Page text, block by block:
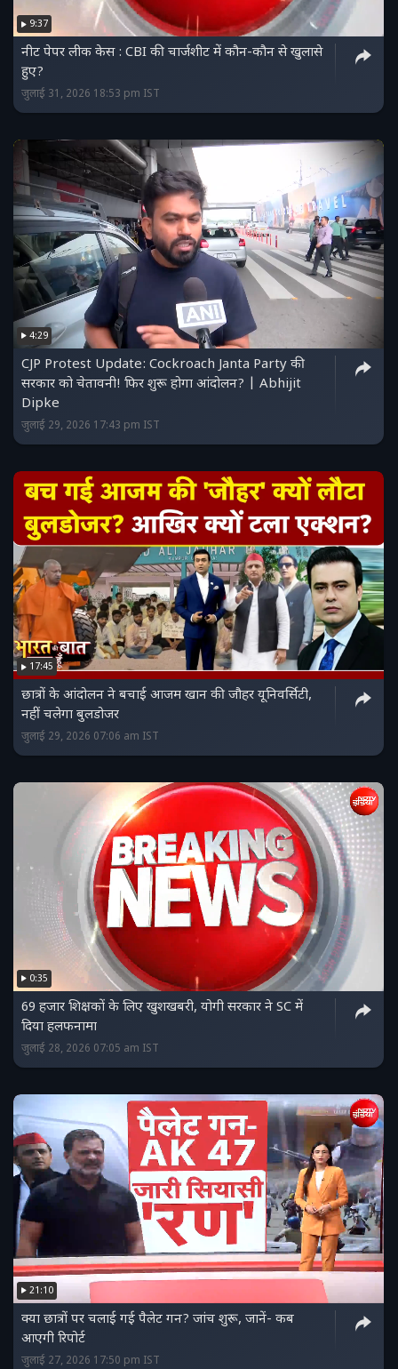
9:37
नीट पेपर लीक केस : CBI की चार्जशीट में कौन-कौन से खुलासे
हुए?
जुलाई 31, 2026 18:53 pm IST
4:29
CJP Protest Update: Cockroach Janta Party की
सरकार को चेतावनी! फिर शुरू होगा आंदोलन? | Abhijit
Dipke
जुलाई 29, 2026 17:43 pm IST
17:45
छात्रों के आंदोलन ने बचाई आजम खान की जौहर यूनिवर्सिटी,
नहीं चलेगा बुलडोजर
जुलाई 29, 2026 07:06 am IST
0:35
69 हजार शिक्षकों के लिए खुशखबरी, योगी सरकार ने SC में
दिया हलफनामा
जुलाई 28, 2026 07:05 am IST
21:10
क्‍या छात्रों पर चलाई गई पैलेट गन? जांच शुरू, जानें- कब
आएगी रिपोर्ट
जुलाई 27, 2026 17:50 pm IST